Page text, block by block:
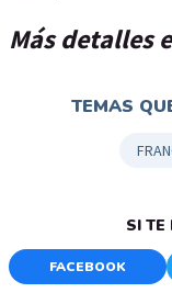
Más detalles
TEMAS
SI TE
FACEBOOK